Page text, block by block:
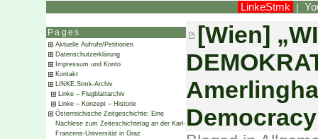
LinkeStmk |
Pages
Aktuelle Aufrufe/Petitionen
Datenschutzerklärung
Impressum und Konto
Kontakt
LINKE.Stmk-Archiv
Linke – Flugblattarchiv
Linke – Konzept – Historie
Österreichische Zeitgeschichte: Eine
Nachlese zum Zeiteschichtetag an der Karl-
Franzens-Universität in Graz
[Wien]